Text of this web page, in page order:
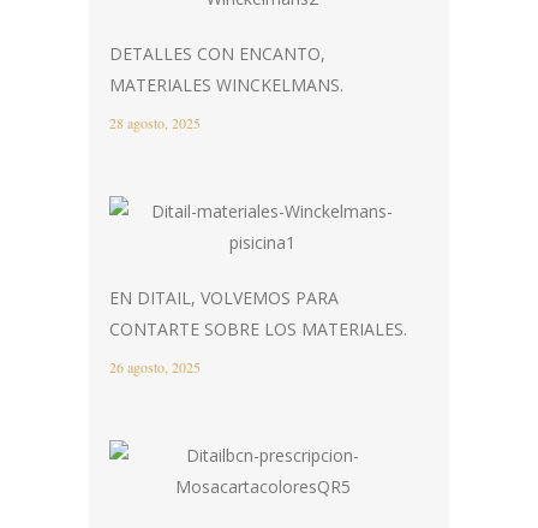
DETALLES CON ENCANTO,
MATERIALES WINCKELMANS.
28 agosto, 2025
EN DITAIL, VOLVEMOS PARA
CONTARTE SOBRE LOS MATERIALES.
26 agosto, 2025